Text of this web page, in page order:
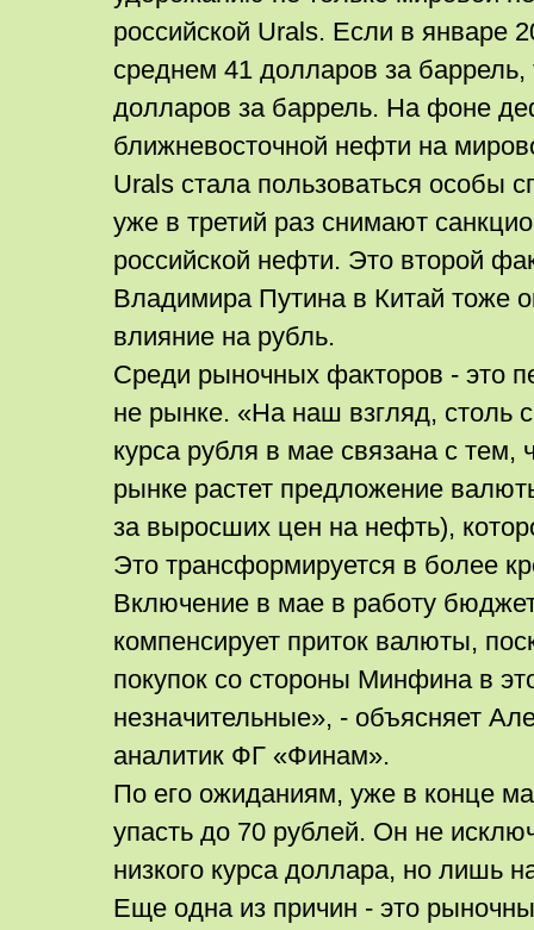
российской Urals. Если в январе
среднем 41 долларов за баррель,
долларов за баррель. На фоне
ближневосточной нефти на
Urals стала пользоваться
уже в третий раз снимают
российской нефти. Это второй
Владимира Путина в Китай тоже
влияние на рубль.
Среди рыночных факторов - это
не рынке. «На наш взгляд, столь
курса рубля в мае связана с тем,
рынке растет предложение
за выросших цен на нефть),
Это трансформируется в более
Включение в мае в работу
компенсирует приток валюты,
покупок со стороны Минфина в
незначительные», - объясняет
аналитик ФГ «Финам».
По его ожиданиям, уже в конце
упасть до 70 рублей. Он не
низкого курса доллара, но лишь
Еще одна из причин - это